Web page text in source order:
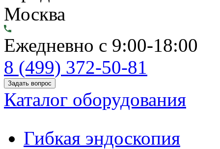
Москва
Ежедневно с 9:00-18:00
8 (499) 372-50-81
Задать вопрос
Каталог оборудования
Гибкая эндоскопия